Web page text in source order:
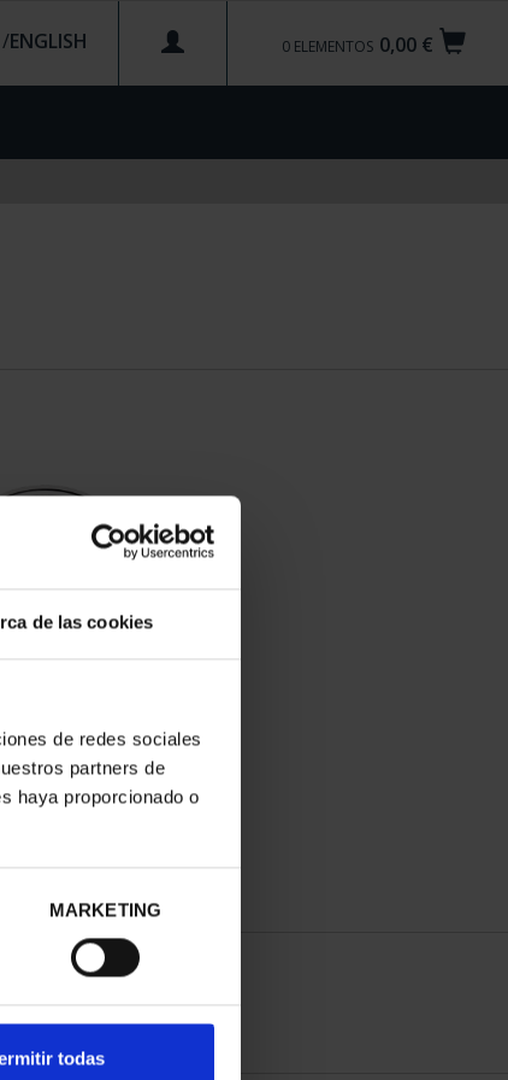
de las cookies
de redes sociales
partners de
haya proporcionado o
MARKETING
todas
0,00 €
0 ELEMENTOS
/
(2025) 8
REALES
140,00 €